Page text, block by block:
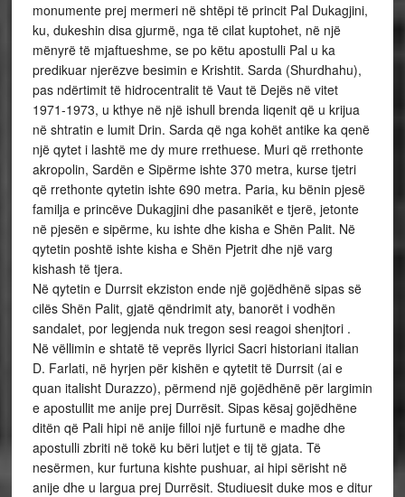
monumente prej mermeri në shtëpi të princit Pal Dukagjini,
ku, dukeshin disa gjurmë, nga të cilat kuptohet, në një
mënyrë të mjaftueshme, se po këtu apostulli Pal u ka
predikuar njerëzve besimin e Krishtit. Sarda (Shurdhahu),
pas ndërtimit të hidrocentralit të Vaut të Dejës në vitet
1971-1973, u kthye në një ishull brenda liqenit që u krijua
në shtratin e lumit Drin. Sarda që nga kohët antike ka qenë
një qytet i lashtë me dy mure rrethuese. Muri që rrethonte
akropolin, Sardën e Sipërme ishte 370 metra, kurse tjetri
që rrethonte qytetin ishte 690 metra. Paria, ku bënin pjesë
familja e princëve Dukagjini dhe pasanikët e tjerë, jetonte
në pjesën e sipërme, ku ishte dhe kisha e Shën Palit. Në
qytetin poshtë ishte kisha e Shën Pjetrit dhe një varg
kishash të tjera.
Në qytetin e Durrsit ekziston ende një gojëdhënë sipas së
cilës Shën Palit, gjatë qëndrimit aty, banorët i vodhën
sandalet, por legjenda nuk tregon sesi reagoi shenjtori .
Në vëllimin e shtatë të veprës Ilyrici Sacri historiani italian
D. Farlati, në hyrjen për kishën e qytetit të Durrsit (ai e
quan italisht Durazzo), përmend një gojëdhënë për largimin
e apostullit me anije prej Durrësit. Sipas kësaj gojëdhëne
ditën që Pali hipi në anije filloi një furtunë e madhe dhe
apostulli zbriti në tokë ku bëri lutjet e tij të gjata. Të
nesërmen, kur furtuna kishte pushuar, ai hipi sërisht në
anije dhe u largua prej Durrësit. Studiuesit duke mos e ditur